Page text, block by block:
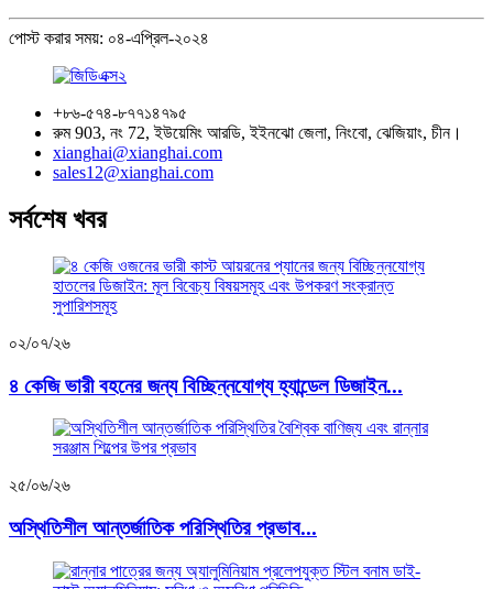
পোস্ট করার সময়: ০৪-এপ্রিল-২০২৪
+৮৬-৫৭৪-৮৭৭১৪৭৯৫
রুম 903, নং 72, ইউয়েমিং আরডি, ইইনঝো জেলা, নিংবো, ঝেজিয়াং, চীন।
xianghai@xianghai.com
sales12@xianghai.com
সর্বশেষ খবর
০২/০৭/২৬
৪ কেজি ভারী বহনের জন্য বিচ্ছিন্নযোগ্য হ্যান্ডেল ডিজাইন...
২৫/০৬/২৬
অস্থিতিশীল আন্তর্জাতিক পরিস্থিতির প্রভাব...